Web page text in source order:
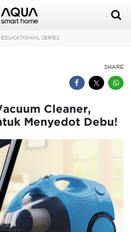
EDUCATIONAL SERIES
SHARE
Cleaner,
Menyedot Debu!